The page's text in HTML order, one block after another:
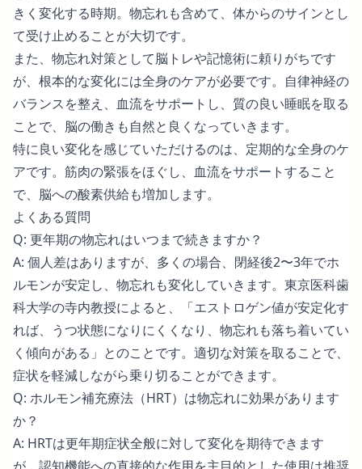
きく変化する時期。物忘れも含めて、体からのサインとし
て受け止めることが大切です。
また、物忘れ対策として脳トレや記憶術に頼りがちです
が、根本的な変化には全身のケアが必要です。自律神経の
バランスを整え、血流をサポートし、質の良い睡眠を取る
ことで、脳の働きも自然と良くなっていきます。
特に良い変化を感じていただけるのは、定期的な全身のケ
アです。筋肉の緊張をほぐし、血流をサポートすること
で、脳への酸素供給も増加します。
よくある質問
Q: 更年期の物忘れはいつまで続きますか？
A: 個人差はありますが、多くの場合、閉経後2〜3年でホ
ルモンが安定し、物忘れも変化していきます。東京医科歯
科大学の寺内教授によると、「エストロゲン値が安定化す
れば、うつ状態になりにくくなり、物忘れも落ち着いてい
く傾向がある」とのことです。適切な対策を取ることで、
症状を軽減しながら乗り切ることができます。
Q: ホルモン補充療法（HRT）は物忘れに効果があります
か？
A: HRTは更年期症状全般に対して変化を期待できます